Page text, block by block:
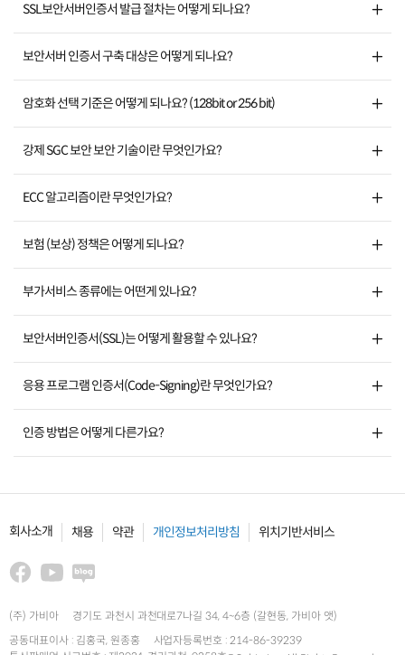
SSL보안서버인증서 발급 절차는 어떻게 되나요?
보안서버 인증서 구축 대상은 어떻게 되나요?
암호화 선택 기준은 어떻게 되나요? (128bit or 256 bit)
강제 SGC 보안 보안 기술이란 무엇인가요?
ECC 알고리즘이란 무엇인가요?
보험 (보상) 정책은 어떻게 되나요?
부가서비스 종류에는 어떤게 있나요?
보안서버인증서(SSL)는 어떻게 활용할 수 있나요?
응용 프로그램 인증서(Code-Signing)란 무엇인가요?
인증 방법은 어떻게 다른가요?
회사소개 채용 약관 개인정보처리방침 위치기반서비스
(주) 가비아
경기도 과천시 과천대로7나길 34, 4~6층 (갈현동, 가비아 앳)
공동대표이사 : 김홍국, 원종홍
사업자등록번호 : 214-86-39239